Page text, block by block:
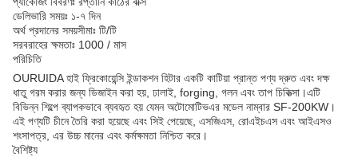
ডেলিভারি সময়ঃ ১-৭ দিন
অর্থ প্রদানের সময়সীমাঃ টি/টি
সরবরাহের ক্ষমতাঃ 1000 / মাস
পরিচিতি
OURUIDA হাই ফ্রিকোয়েন্সি ইন্ডাকশন হিটার একটি কাটিয়া প্রান্ত পণ্য দ্রুত এবং দক্ষ
ধাতু গরম করার জন্য ডিজাইন করা হয়, ঢালাই, forging, গলন এবং তাপ চিকিত্সা।এটি
বিভিন্ন শিল্পে ব্যাপকভাবে ব্যবহৃত হয় যেমন অটোমোটিভএর মডেল নাম্বার SF-200KW।
এই পণ্যটি চীনে তৈরি করা হয়েছে এবং সিই পেয়েছে, এসজিএস, রোএইচএস এবং আইএসও
শংসাপত্র, এর উচ্চ মানের এবং কর্মক্ষমতা নিশ্চিত করে।
বৈশিষ্ট্য